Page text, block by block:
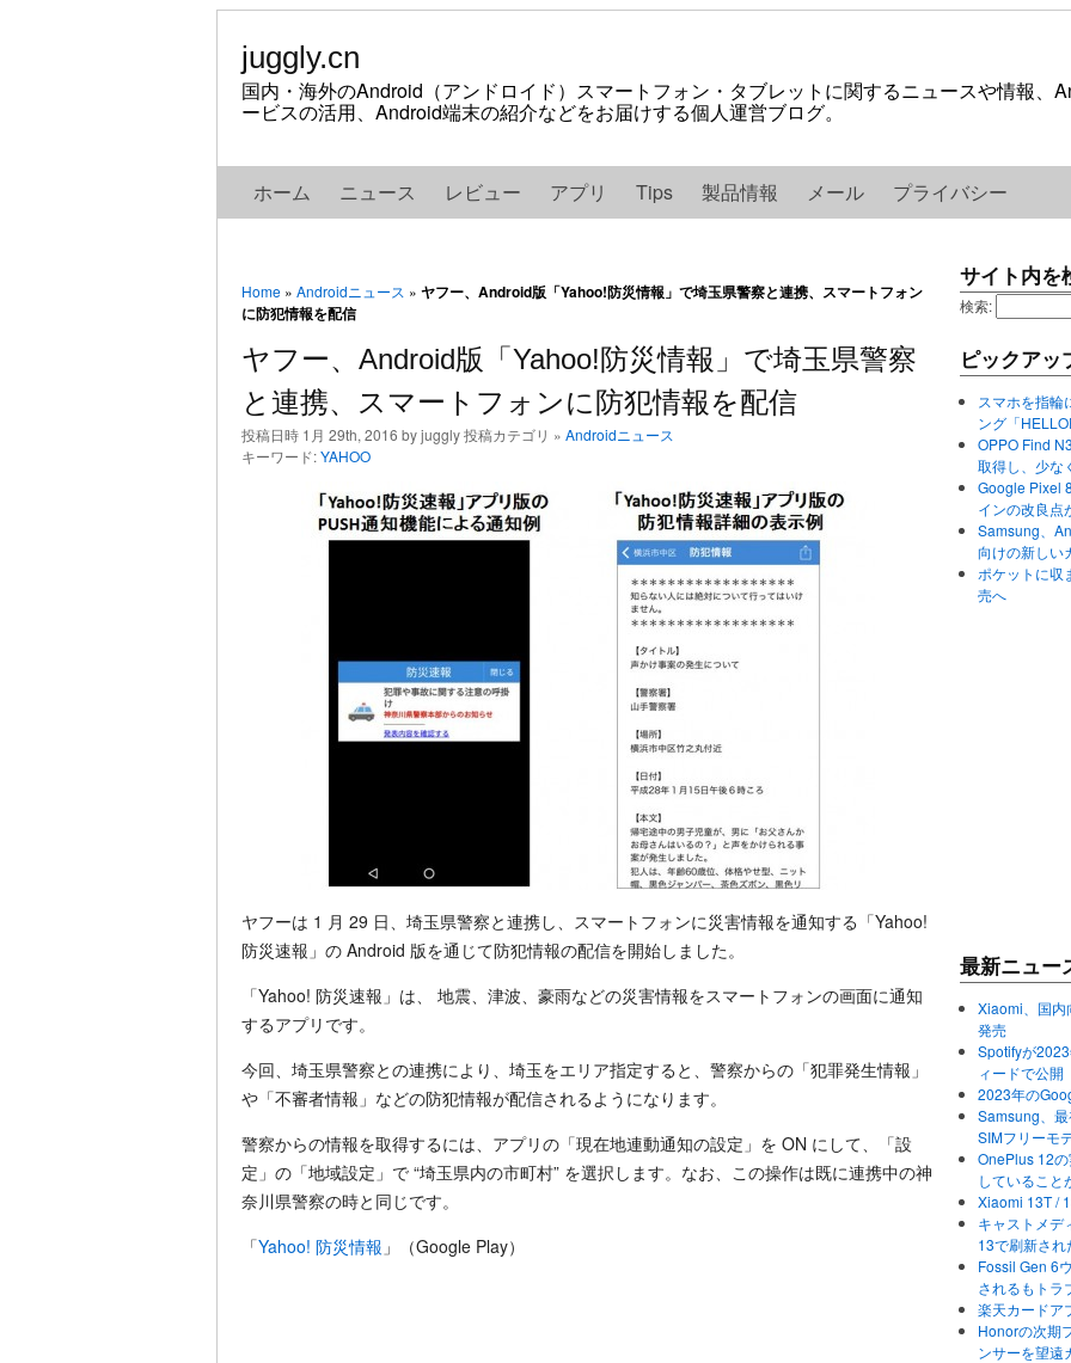
juggly.cn
国内・海外のAndroid（アンドロイド）スマートフォン・タブレットに関するニュースや情報、
ービスの活用、Android端末の紹介などをお届けする個人運営ブログ。
ホーム ニュース レビュー アプリ Tips 製品情報 メール プライバシー
Home » Androidニュース » ヤフー、Android版「Yahoo!防災情報」で埼玉県警察と連携、スマートフォン
に防犯情報を配信
ヤフー、Android版「Yahoo!防災情報」で埼玉県警察
と連携、スマートフォンに防犯情報を配信
投稿日時 1月 29th, 2016 by juggly 投稿カテゴリ » Androidニュース
キーワード:YAHOO
ヤフーは 1 月 29 日、埼玉県警察と連携し、スマートフォンに災害情報を通知する「Yahoo!
防災速報」の Android 版を通じて防犯情報の配信を開始しました。
「Yahoo! 防災速報」は、 地震、津波、豪雨などの災害情報をスマートフォンの画面に通知
するアプリです。
今回、埼玉県警察との連携により、埼玉をエリア指定すると、警察からの「犯罪発生情報」
や「不審者情報」などの防犯情報が配信されるようになります。
警察からの情報を取得するには、アプリの「現在地連動通知の設定」を ON にして、「設
定」の「地域設定」で “埼玉県内の市町村” を選択します。なお、この操作は既に連携中の神
奈川県警察の時と同じです。
「Yahoo! 防災情報 」（Google Play）
サイト内を
検索:
ピックアッ
スマホを指輪
ング「
OPPO Find
取得し、少な
Google Pixel
インの改良点
Samsung、
向けの新しい
ポケットに収
売へ
最新ニュー
Xiaomi、国内
発売
Spotifyが
ィードで公開
2023年の
Samsung、
SIMフリーモ
OnePlus 12
していること
Xiaomi 13T /
キャストメデ
13で刷新さ
Fossil Gen 6
されるもトラ
楽天カードア
Honorの次期
ンサーを望遠